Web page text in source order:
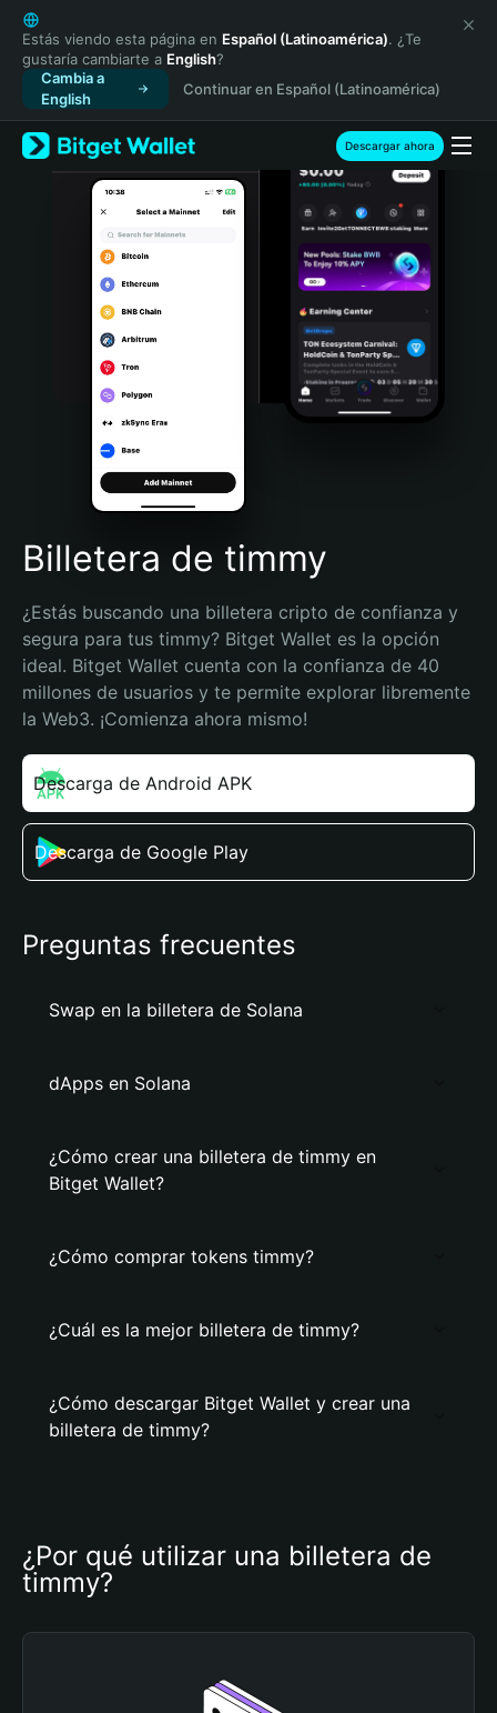
English
日本語
Tiếng Việt
Русский
Español (Latinoamérica)
Türkçe
Italiano
Português (Portugal)
Bahasa Indonesia
Português (Brasil)
Español (Argentina)
Estás viendo esta página en Español (Latinoamérica). ¿Te
gustaría cambiarte a English?
Cambia a
English
Continuar en Español (Latinoamérica)
Descargar ahora
Billetera de timmy
¿Estás buscando una billetera cripto de confianza y
segura para tus timmy? Bitget Wallet es la opción
ideal. Bitget Wallet cuenta con la confianza de 40
millones de usuarios y te permite explorar libremente
la Web3. ¡Comienza ahora mismo!
Descarga de Android APK
Descarga de Google Play
Preguntas frecuentes
Swap en la billetera de Solana
dApps en Solana
¿Cómo crear una billetera de timmy en
Bitget Wallet?
¿Cómo comprar tokens timmy?
¿Cuál es la mejor billetera de timmy?
¿Cómo descargar Bitget Wallet y crear una
billetera de timmy?
¿Por qué utilizar una billetera de
timmy?